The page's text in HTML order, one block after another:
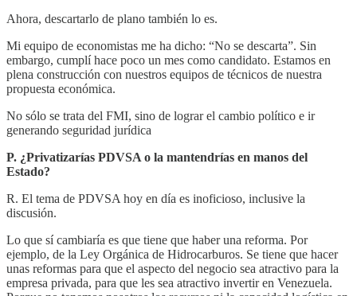
Ahora, descartarlo de plano también lo es.
Mi equipo de economistas me ha dicho: “No se descarta”. Sin
embargo, cumplí hace poco un mes como candidato. Estamos en
plena construcción con nuestros equipos de técnicos de nuestra
propuesta económica.
No sólo se trata del FMI, sino de lograr el cambio político e ir
generando seguridad jurídica
P. ¿Privatizarías PDVSA o la mantendrías en manos del
Estado?
R. El tema de PDVSA hoy en día es inoficioso, inclusive la
discusión.
Lo que sí cambiaría es que tiene que haber una reforma. Por
ejemplo, de la Ley Orgánica de Hidrocarburos. Se tiene que hacer
unas reformas para que el aspecto del negocio sea atractivo para la
empresa privada, para que les sea atractivo invertir en Venezuela.